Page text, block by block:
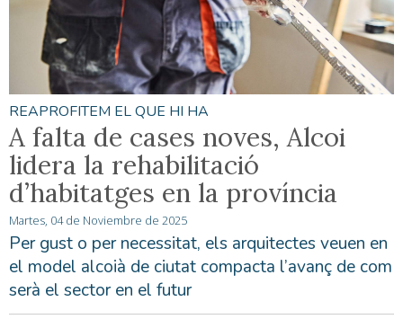
REAPROFITEM EL QUE HI HA
A falta de cases noves, Alcoi
lidera la rehabilitació
d’habitatges en la província
Martes, 04 de Noviembre de 2025
Per gust o per necessitat, els arquitectes veuen en
el model alcoià de ciutat compacta l’avanç de com
serà el sector en el futur